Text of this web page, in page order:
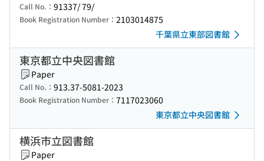
Call No.： 91337/ 79/
Book Registration Number： 2103014875
千葉県立東部図書館
東京都立中央図書館
Paper
Call No.： 913.37-5081-2023
Book Registration Number： 7117023060
東京都立中央図書館
横浜市立図書館
Paper